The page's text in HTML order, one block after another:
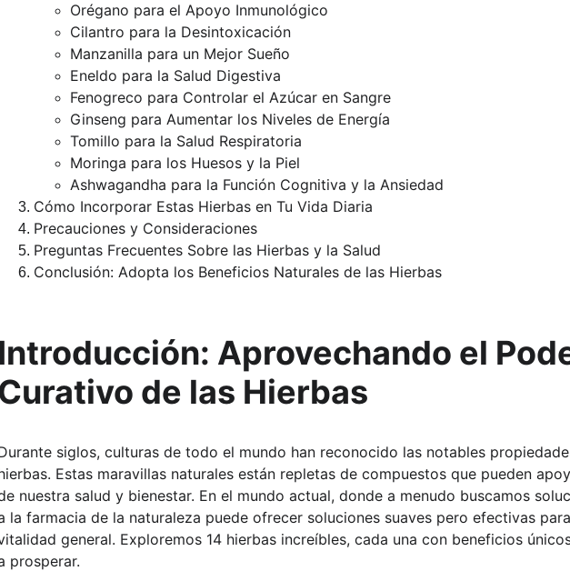
Orégano para el Apoyo Inmunológico
Cilantro para la Desintoxicación
Manzanilla para un Mejor Sueño
Eneldo para la Salud Digestiva
Fenogreco para Controlar el Azúcar en Sangre
Ginseng para Aumentar los Niveles de Energía
Tomillo para la Salud Respiratoria
Moringa para los Huesos y la Piel
Ashwagandha para la Función Cognitiva y la Ansiedad
Cómo Incorporar Estas Hierbas en Tu Vida Diaria
Precauciones y Consideraciones
Preguntas Frecuentes Sobre las Hierbas y la Salud
Conclusión: Adopta los Beneficios Naturales de las Hierbas
Introducción: Aprovechando el
de las Hierbas
siglos, culturas de todo el mundo han reconocido las notables
Estas maravillas naturales están repletas de compuestos que pueden
nuestra salud y bienestar. En el mundo actual, donde a menudo buscamos
la farmacia de la naturaleza puede ofrecer soluciones suaves pero efectivas
general. Exploremos 14 hierbas increíbles, cada una con beneficios
prosperar.